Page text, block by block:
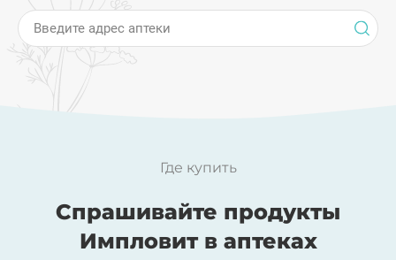
Введите адрес аптеки
Где купить
Спрашивайте продукты
Импловит в аптеках